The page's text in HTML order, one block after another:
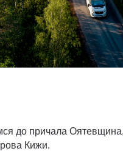
до причала Оятевщина,
Кижи.